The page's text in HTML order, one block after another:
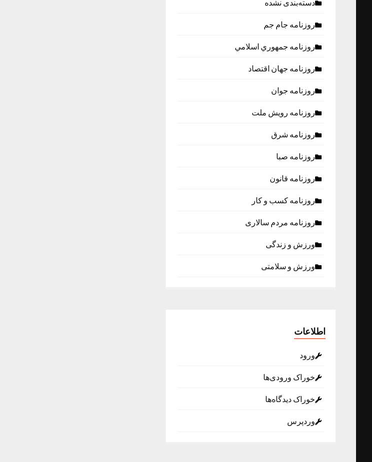
دسته‌بندی نشده
روزنامه جام جم
روزنامه جمهوري اسلامي
روزنامه جهان اقتصاد
روزنامه جوان
روزنامه رویش ملت
روزنامه شرق
روزنامه صبا
روزنامه قانون
روزنامه كسب و كار
روزنامه مردم سالاری
ورزش و زندگی
ورزش و سلامتی
اطلاعات
ورود
خوراک ورودی‌ها
خوراک دیدگاه‌ها
وردپرس